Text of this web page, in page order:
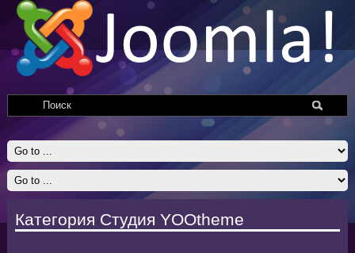
Категория Студия YOOtheme